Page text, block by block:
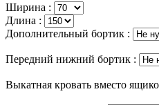
Ширина :
Длина :
Дополнительный бортик :
Передний нижний бортик :
Выкатная кровать вместо